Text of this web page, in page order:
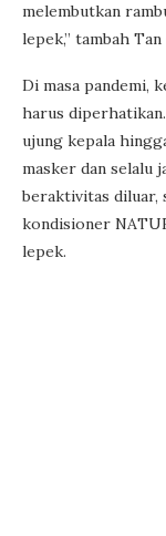
melembutkan
lepek,” tambah
Di masa pandemi,
harus
ujung kepala
masker dan selalu
beraktivitas diluar,
kondisioner
lepek.